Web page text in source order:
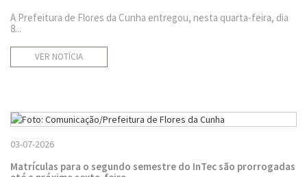
A Prefeitura de Flores da Cunha entregou, nesta quarta-feira, dia
8...
VER NOTÍCIA
03-07-2026
Matrículas para o segundo semestre do InTec são prorrogadas